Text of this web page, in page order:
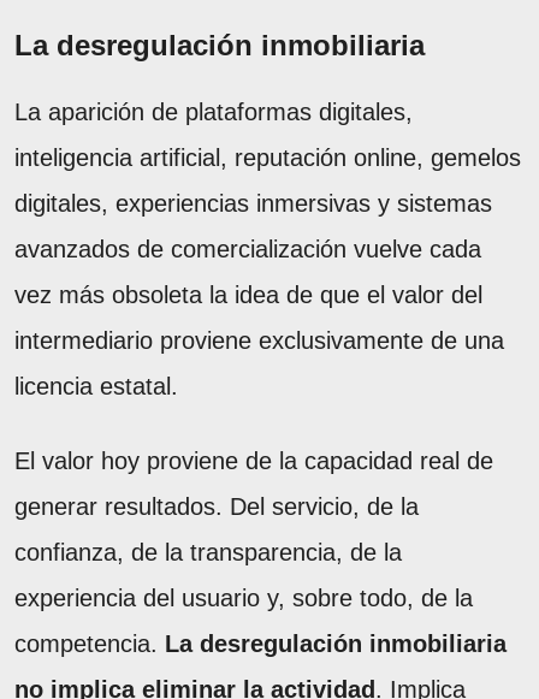
La desregulación inmobiliaria
La aparición de plataformas digitales,
inteligencia artificial, reputación online, gemelos
digitales, experiencias inmersivas y sistemas
avanzados de comercialización vuelve cada
vez más obsoleta la idea de que el valor del
intermediario proviene exclusivamente de una
licencia estatal.
El valor hoy proviene de la capacidad real de
generar resultados. Del servicio, de la
confianza, de la transparencia, de la
experiencia del usuario y, sobre todo, de la
competencia. La desregulación inmobiliaria
no implica eliminar la actividad . Implica